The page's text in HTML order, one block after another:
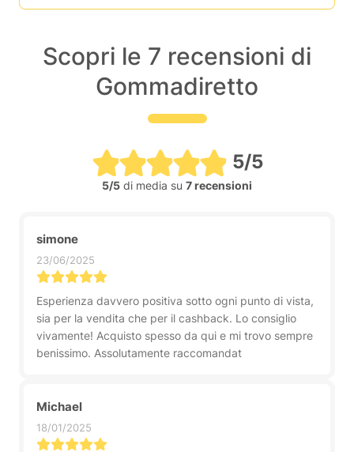
Scopri le 7 recensioni di
Gommadiretto
5/5
5/5 di media su 7 recensioni
simone
23/06/2025
Esperienza davvero positiva sotto ogni punto di vista,
sia per la vendita che per il cashback. Lo consiglio
vivamente! Acquisto spesso da qui e mi trovo sempre
benissimo. Assolutamente raccomandat
Michael
18/01/2025